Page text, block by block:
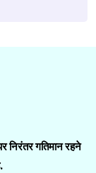
निरंतर गतिमान रहने